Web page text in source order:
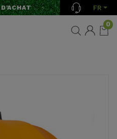
FR
0